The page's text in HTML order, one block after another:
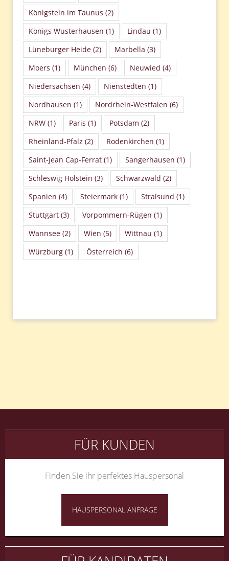
Königstein im Taunus (2)
Königs Wusterhausen (1) Lindau (1)
Lüneburger Heide (2) Marbella (3)
Moers (1) München (6) Neuwied (4)
Niedersachsen (4) Nienstedten (1)
Nordhausen (1) Nordrhein-Westfalen (6)
NRW (1) Paris (1) Potsdam (2)
Rheinland-Pfalz (2) Rodenkirchen (1)
Saint-Jean Cap-Ferrat (1) Sangerhausen (1)
Schleswig Holstein (3) Schwarzwald (2)
Spanien (4) Steiermark (1) Stralsund (1)
Stuttgart (3) Vorpommern-Rügen (1)
Wannsee (2) Wien (5) Wittnau (1)
Würzburg (1) Österreich (6)
FÜR KUNDEN
Finden Sie ihr perfektes Hauspersonal
HAUSPERSONAL ANFRAGE